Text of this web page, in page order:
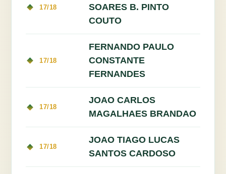
17/18
SOARES B. PINTO
COUTO
17/18
FERNANDO PAULO
CONSTANTE
FERNANDES
17/18
JOAO CARLOS
MAGALHAES BRANDAO
17/18
JOAO TIAGO LUCAS
SANTOS CARDOSO